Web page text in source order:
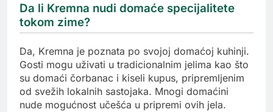
Da li Kremna nudi domaće specijalitete
tokom zime?
Da, Kremna je poznata po svojoj domaćoj kuhinji.
Gosti mogu uživati u tradicionalnim jelima kao što
su domaći čorbanac i kiseli kupus, pripremljenim
od svežih lokalnih sastojaka. Mnogi domaćini
nude mogućnost učešća u pripremi ovih jela.